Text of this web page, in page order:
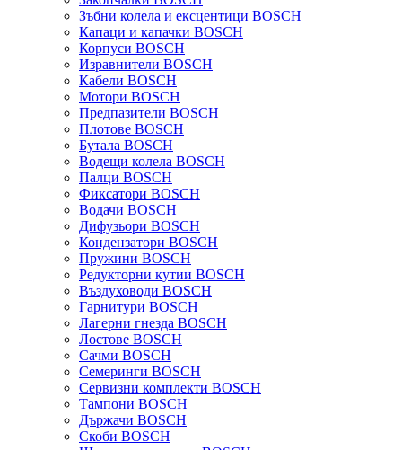
Зъбни колела и ексцентици BOSCH
Капаци и капачки BOSCH
Корпуси BOSCH
Изравнители BOSCH
Кабели BOSCH
Мотори BOSCH
Предпазители BOSCH
Плотове BOSCH
Бутала BOSCH
Водещи колела BOSCH
Палци BOSCH
Фиксатори BOSCH
Водачи BOSCH
Дифузьори BOSCH
Кондензатори BOSCH
Пружини BOSCH
Редукторни кутии BOSCH
Въздуховоди BOSCH
Гарнитури BOSCH
Лагерни гнезда BOSCH
Лостове BOSCH
Сачми BOSCH
Семеринги BOSCH
Сервизни комплекти BOSCH
Тампони BOSCH
Държачи BOSCH
Скоби BOSCH